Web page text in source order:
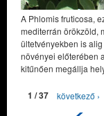
A Phlomis fruticosa,
mediterrán örökzöld,
ültetvényekben is
növényei előterében
kitűnően megállja
1 / 37 következő ›